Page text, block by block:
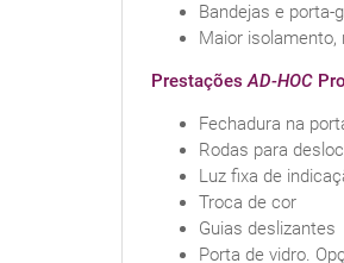
Bandejas e
Maior
PrestaçõesAD-HOC
Fechadura na
Rodas para
Luz fixa de
Troca de cor
Guias deslizantes
Porta de vidro.